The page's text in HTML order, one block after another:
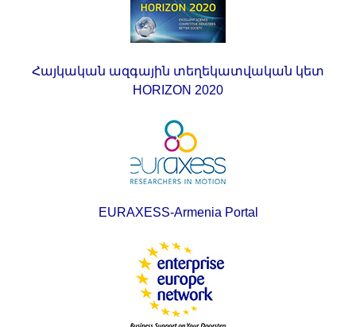
Հայկական ազգային տեղեկատվական կետ
HORIZON 2020
EURAXESS-Armenia Portal